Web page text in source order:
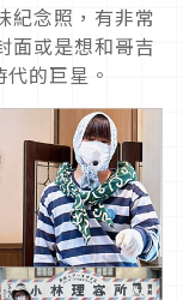
紀念照，有非常
面或是想和哥吉
的巨星。